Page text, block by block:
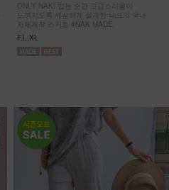
ONLY NAK! 입는 순간 고급스러움이
느껴지도록 세심하게 설계한 나크의 국내
자체제작 스커트 #NAK MADE.
F,L,XL